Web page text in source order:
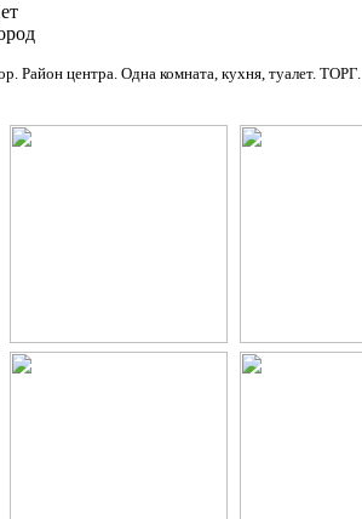
Район центра. Одна комната, кухня, туалет. ТОРГ.